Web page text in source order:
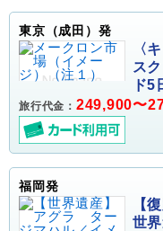
東京（成田）発
〈
ス
ド5
旅行代金： 249,900〜
福岡発
【
世